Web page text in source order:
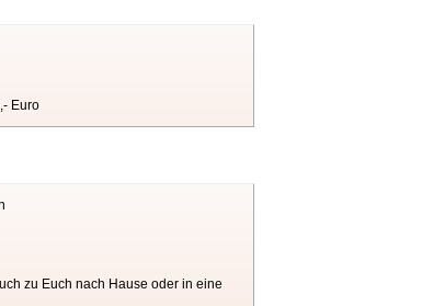
Euro
zu Euch nach Hause oder in eine